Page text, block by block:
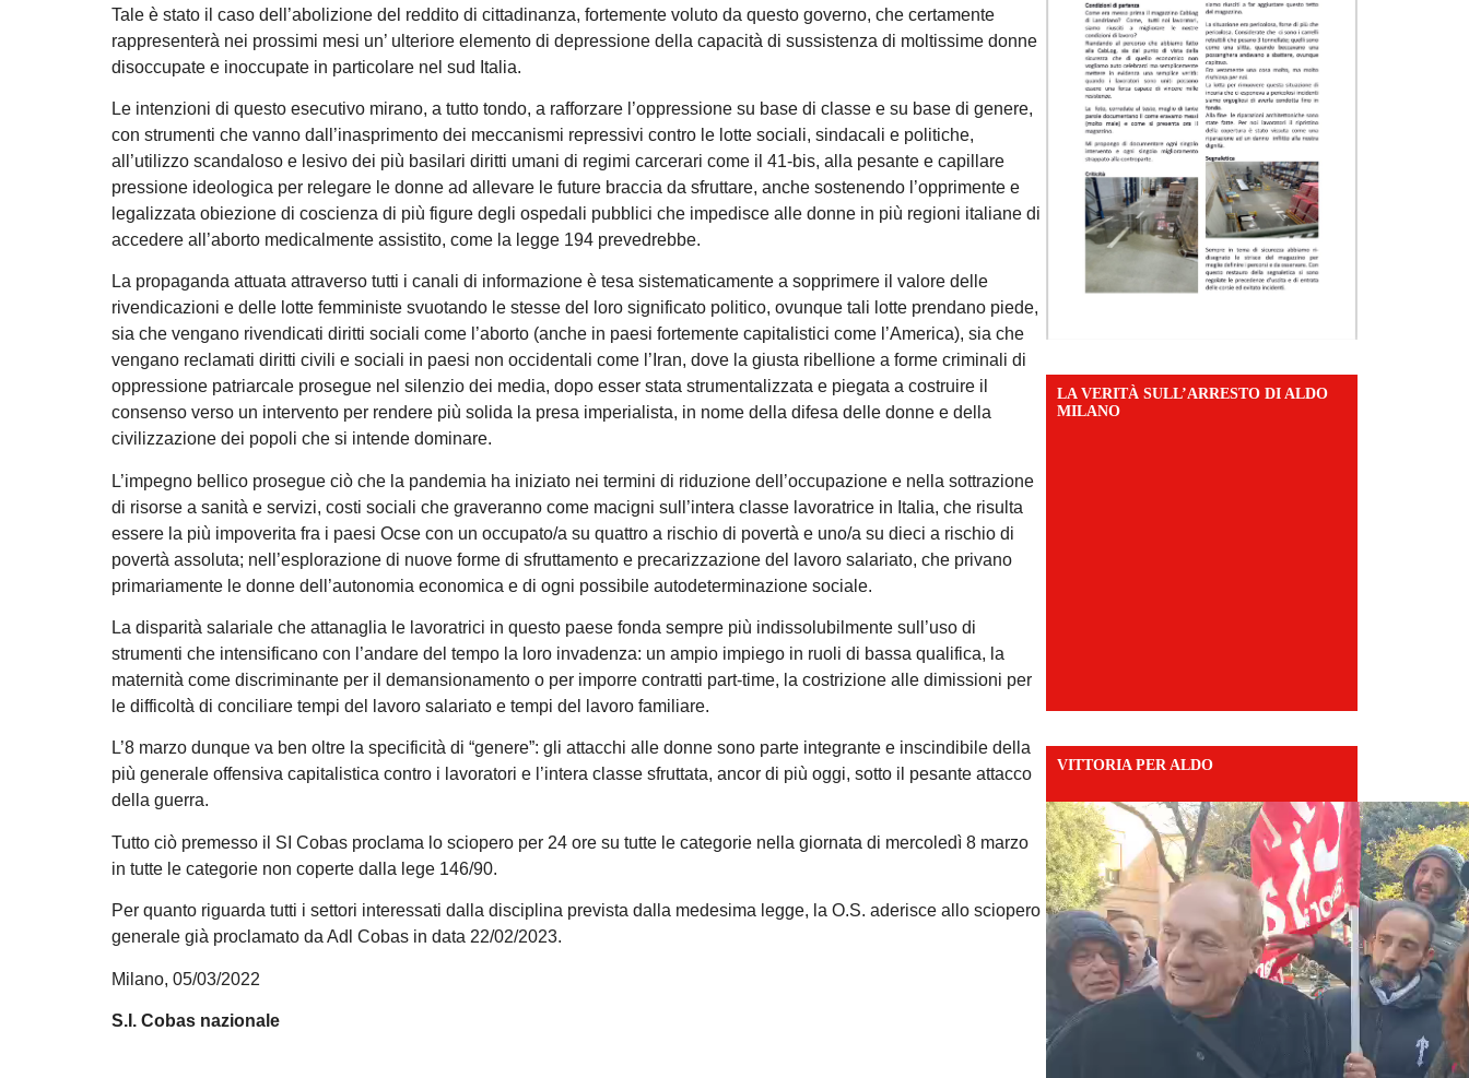
Tale è stato il caso dell’abolizione del reddito di cittadinanza, fortemente voluto da questo governo, che certamente
rappresenterà nei prossimi mesi un’ ulteriore elemento di depressione della capacità di sussistenza di moltissime donne
disoccupate e inoccupate in particolare nel sud Italia.
Le intenzioni di questo esecutivo mirano, a tutto tondo, a rafforzare l’oppressione su base di classe e su base di genere,
con strumenti che vanno dall’inasprimento dei meccanismi repressivi contro le lotte sociali, sindacali e politiche,
all’utilizzo scandaloso e lesivo dei più basilari diritti umani di regimi carcerari come il 41-bis, alla pesante e capillare
pressione ideologica per relegare le donne ad allevare le future braccia da sfruttare, anche sostenendo l’opprimente e
legalizzata obiezione di coscienza di più figure degli ospedali pubblici che impedisce alle donne in più regioni italiane di
accedere all’aborto medicalmente assistito, come la legge 194 prevedrebbe.
La propaganda attuata attraverso tutti i canali di informazione è tesa sistematicamente a sopprimere il valore delle
rivendicazioni e delle lotte femministe svuotando le stesse del loro significato politico, ovunque tali lotte prendano piede,
sia che vengano rivendicati diritti sociali come l’aborto (anche in paesi fortemente capitalistici come l’America), sia che
vengano reclamati diritti civili e sociali in paesi non occidentali come l’Iran, dove la giusta ribellione a forme criminali di
oppressione patriarcale prosegue nel silenzio dei media, dopo esser stata strumentalizzata e piegata a costruire il
consenso verso un intervento per rendere più solida la presa imperialista, in nome della difesa delle donne e della
civilizzazione dei popoli che si intende dominare.
L’impegno bellico prosegue ciò che la pandemia ha iniziato nei termini di riduzione dell’occupazione e nella sottrazione
di risorse a sanità e servizi, costi sociali che graveranno come macigni sull’intera classe lavoratrice in Italia, che risulta
essere la più impoverita fra i paesi Ocse con un occupato/a su quattro a rischio di povertà e uno/a su dieci a rischio di
povertà assoluta; nell’esplorazione di nuove forme di sfruttamento e precarizzazione del lavoro salariato, che privano
primariamente le donne dell’autonomia economica e di ogni possibile autodeterminazione sociale.
La disparità salariale che attanaglia le lavoratrici in questo paese fonda sempre più indissolubilmente sull’uso di
strumenti che intensificano con l’andare del tempo la loro invadenza: un ampio impiego in ruoli di bassa qualifica, la
maternità come discriminante per il demansionamento o per imporre contratti part-time, la costrizione alle dimissioni per
le difficoltà di conciliare tempi del lavoro salariato e tempi del lavoro familiare.
L’8 marzo dunque va ben oltre la specificità di “genere”: gli attacchi alle donne sono parte integrante e inscindibile della
più generale offensiva capitalistica contro i lavoratori e l’intera classe sfruttata, ancor di più oggi, sotto il pesante attacco
della guerra.
Tutto ciò premesso il SI Cobas proclama lo sciopero per 24 ore su tutte le categorie nella giornata di mercoledì 8 marzo
in tutte le categorie non coperte dalla lege 146/90.
Per quanto riguarda tutti i settori interessati dalla disciplina prevista dalla medesima legge, la O.S. aderisce allo sciopero
generale già proclamato da Adl Cobas in data 22/02/2023.
Milano, 05/03/2022
S.I. Cobas nazionale
LA VERITÀ SULL’ARRESTO DI ALDO
MILANO
VITTORIA PER ALDO